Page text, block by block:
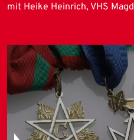
mit Heike Heinrich, VHS